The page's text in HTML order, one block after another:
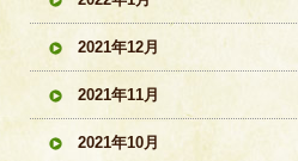
2021年12月
2021年11月
2021年10月